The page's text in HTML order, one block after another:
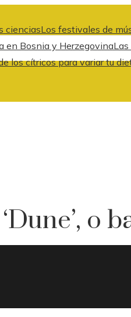
cienciasLos festivales de
en Bosnia y Herzegovina
los cítricos para variar tu
o